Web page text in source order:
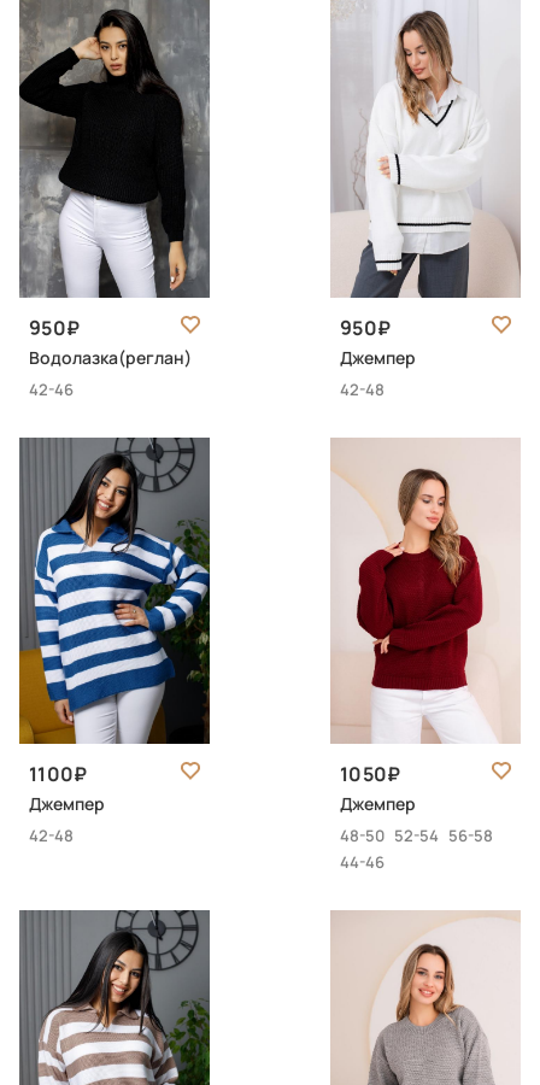
950
Водолазка(реглан)
42-46
950
Джемпер
42-48
1100
Джемпер
42-48
1050
Джемпер
48-50 52-54 56-58
44-46